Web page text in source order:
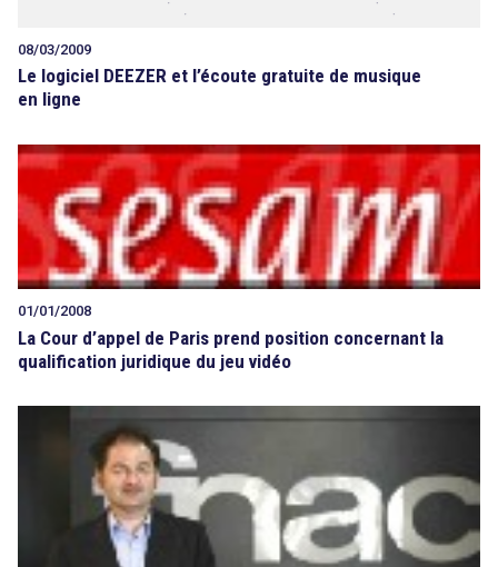
08/03/2009
Le logiciel DEEZER et l’écoute gratuite de musique
en ligne
01/01/2008
La Cour d’appel de Paris prend position concernant la
qualification juridique du jeu vidéo